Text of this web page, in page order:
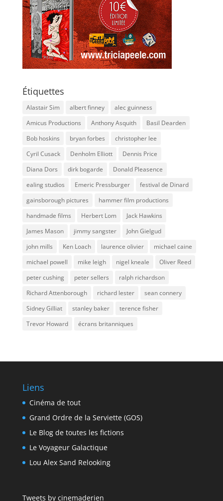
Étiquettes
Alastair Sim albert finney
alec guinness
Amicus Productions
Anthony Asquith
Basil Dearden
Bob hoskins
bryan forbes
christopher lee
Cyril Cusack
Denholm Elliott
Dennis Price
Diana Dors
dirk bogarde
Donald Pleasence
ealing studios
Emeric Pressburger
festival de Dinard
gainsborough pictures
hammer film productions
handmade films
Herbert Lom
Jack Hawkins
James Mason
jimmy sangster
John Gielgud
john mills
Ken Loach laurence olivier
michael caine
michael powell
mike leigh nigel kneale
Oliver Reed
peter cushing
peter sellers
ralph richardson
Richard Attenborough
richard lester
sean connery
Sidney Gilliat
stanley baker
terence fisher
Trevor Howard
écrans britanniques
Liens
Cinéma de tout
Grand Ordre de la Serviette (GOS)
Le Blog de toutes les fictions
Le Voyageur Galactique
Lou Alex Sand Relooking
Tweets by cinemaderien